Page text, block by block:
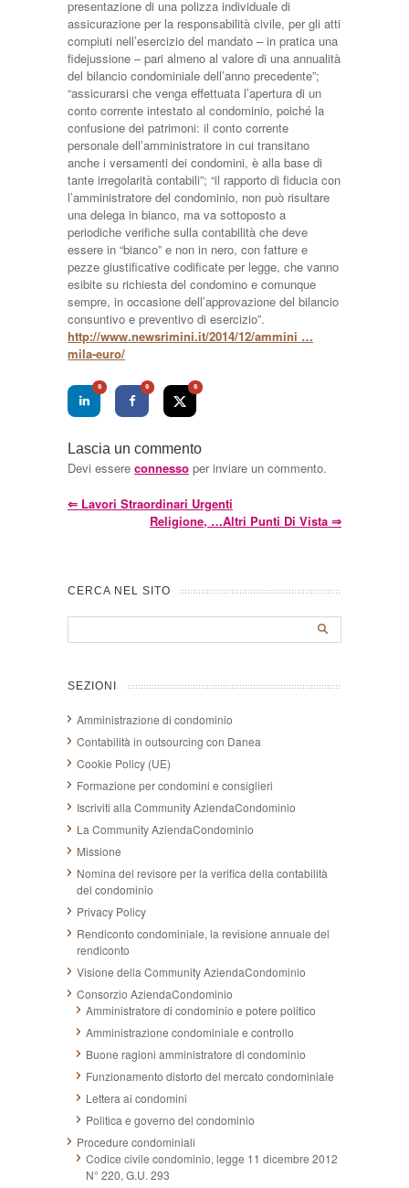
presentazione di una polizza individuale di
assicurazione per la responsabilità civile, per gli atti
compiuti nell’esercizio del mandato – in pratica una
fidejussione – pari almeno al valore di una annualità
del bilancio condominiale dell’anno precedente”;
“assicurarsi che venga effettuata l’apertura di un
conto corrente intestato al condominio, poiché la
confusione dei patrimoni: il conto corrente
personale dell’amministratore in cui transitano
anche i versamenti dei condomini, è alla base di
tante irregolarità contabili”; “il rapporto di fiducia con
l’amministratore del condominio, non può risultare
una delega in bianco, ma va sottoposto a
periodiche verifiche sulla contabilità che deve
essere in “bianco” e non in nero, con fatture e
pezze giustificative codificate per legge, che vanno
esibite su richiesta del condomino e comunque
sempre, in occasione dell’approvazione del bilancio
consuntivo e preventivo di esercizio”.
http://www.newsrimini.it/2014/12/ammini …
mila-euro/
0 0 0
Lascia un commento
Devi essere connesso per inviare un commento.
⇐ Lavori Straordinari Urgenti
Religione, …altri Punti Di Vista ⇒
CERCA NEL SITO
SEZIONI
Amministrazione di condominio
Contabilità in outsourcing con Danea
Cookie Policy (UE)
Formazione per condomini e consiglieri
Iscriviti alla Community AziendaCondominio
La Community AziendaCondominio
Missione
Nomina del revisore per la verifica della contabilità
del condominio
Privacy Policy
Rendiconto condominiale, la revisione annuale del
rendiconto
Visione della Community AziendaCondominio
Consorzio AziendaCondominio
Amministratore di condominio e potere politico
Amministrazione condominiale e controllo
Buone ragioni amministratore di condominio
Funzionamento distorto del mercato condominiale
Lettera ai condomini
Politica e governo del condominio
Procedure condominiali
Codice civile condominio, legge 11 dicembre 2012
N° 220, G.U. 293